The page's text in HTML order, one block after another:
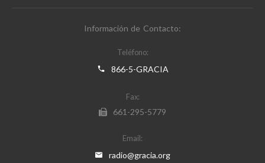
Información de Contacto:
Teléfono:
866-5-GRACIA
Fax:
661-295-5779
Email:
radio@gracia.org